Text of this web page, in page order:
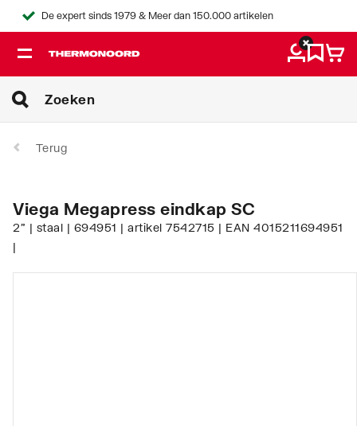
De expert sinds 1979 & Meer dan 150.000 artikelen
Terug
Viega Megapress eindkap SC
2" | staal | 694951 | artikel 7542715 | EAN 4015211694951
|